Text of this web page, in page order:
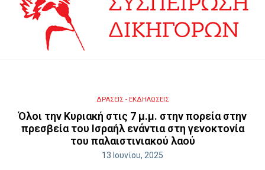
ΔΡΑΣΕΙΣ - ΕΚΔΗΛΩΣΕΙΣ
Όλοι την Κυριακή στις 7 μ.μ. στην πορεία στην
πρεσβεία του Ισραήλ ενάντια στη γενοκτονία
του παλαιστινιακού λαού
13 Ιουνίου, 2025